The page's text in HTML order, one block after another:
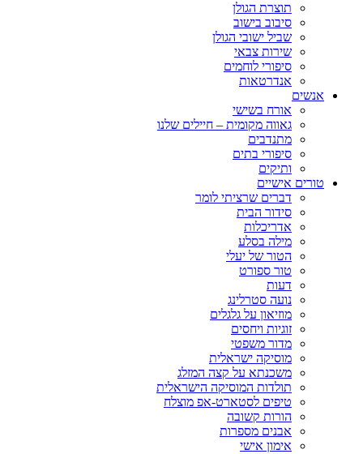
תוצרת הגולן
סיבוב בישוב
שביל ישובי הגולן
שירות צבאי
סיפורי לוחמים
אנדרטאות
אנשים
אורח בשישי
גאווה מקומית – חיילים שלנו
מתנדבים
סיפורי בתים
ותיקים
טורים אישיים
דברים שרציתי לומר
סידור הבית
אדריכלות
מילה בסלע
הטור של יעלי
טור ספורט
דעות
נועה סטרלינג
מוזיאון על גלגלים
זוגיות ויחסים
מדור משפטי
מוסיקה ישראלית
משכנתא על קצה המזלג
תולדות המוסיקה הישראלית
טיפים לסטארט-אפ מוצלח
הורות קשובה
אבנים מספרות
אימון אישי